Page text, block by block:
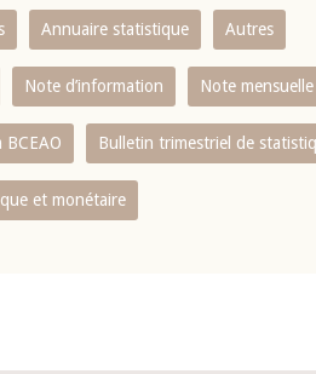
Annuaire statistique Autres
Note d’information Note
BCEAO Bulletin trimestriel de
et monétaire